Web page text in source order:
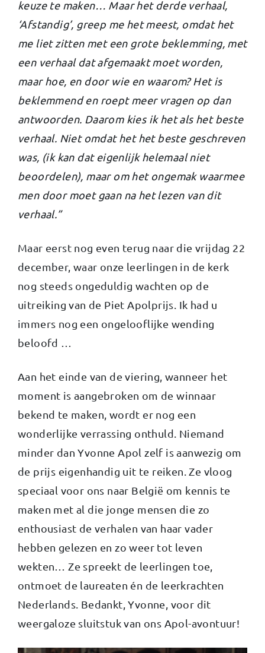
keuze te maken… Maar het derde verhaal,
‘Afstandig’, greep me het meest, omdat het
me liet zitten met een grote beklemming, met
een verhaal dat afgemaakt moet worden,
maar hoe, en door wie en waarom? Het is
beklemmend en roept meer vragen op dan
antwoorden. Daarom kies ik het als het beste
verhaal. Niet omdat het het beste geschreven
was, (ik kan dat eigenlijk helemaal niet
beoordelen), maar om het ongemak waarmee
men door moet gaan na het lezen van dit
verhaal.”
Maar eerst nog even terug naar die vrijdag 22
december, waar onze leerlingen in de kerk
nog steeds ongeduldig wachten op de
uitreiking van de Piet Apolprijs. Ik had u
immers nog een ongelooflijke wending
beloofd …
Aan het einde van de viering, wanneer het
moment is aangebroken om de winnaar
bekend te maken, wordt er nog een
wonderlijke verrassing onthuld. Niemand
minder dan Yvonne Apol zelf is aanwezig om
de prijs eigenhandig uit te reiken. Ze vloog
speciaal voor ons naar België om kennis te
maken met al die jonge mensen die zo
enthousiast de verhalen van haar vader
hebben gelezen en zo weer tot leven
wekten… Ze spreekt de leerlingen toe,
ontmoet de laureaten én de leerkrachten
Nederlands. Bedankt, Yvonne, voor dit
weergaloze sluitstuk van ons Apol-avontuur!